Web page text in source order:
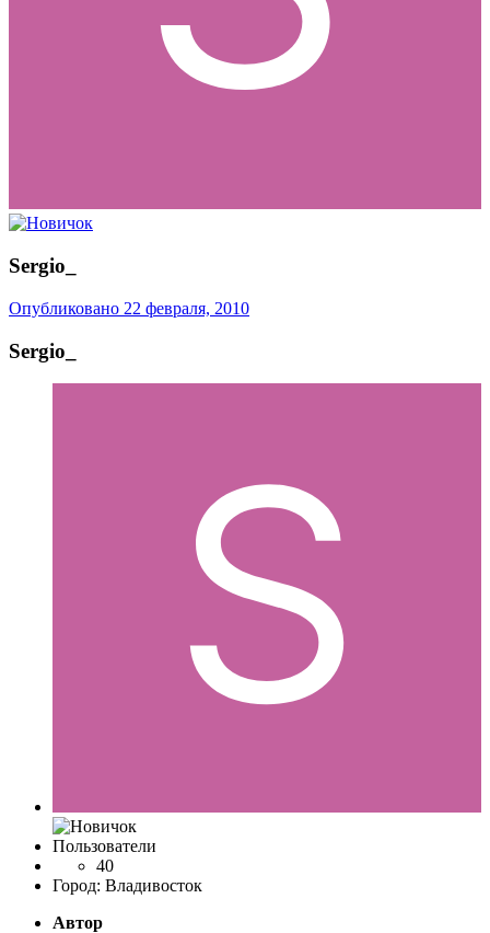
Sergio_
Опубликовано 22 февраля, 2010
Sergio_
Пользователи
40
Город: Владивосток
Автор